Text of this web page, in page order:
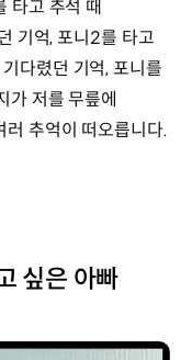
타고 추석 때
기억, 포니2를 타고
다렸던 기억, 포니를
가 저를 무릎에
추억이 떠오릅니다.
싶은 아빠